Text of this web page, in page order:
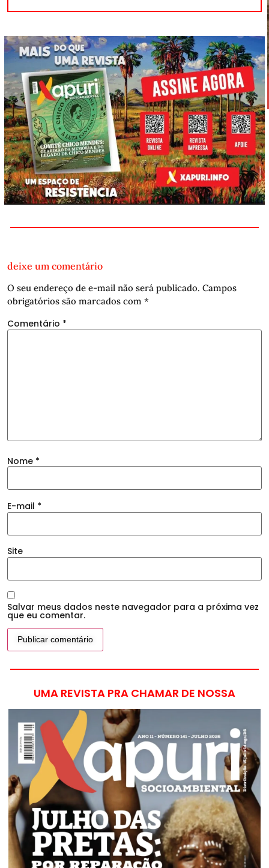
deixe um comentário
O seu endereço de e-mail não será publicado. Campos
obrigatórios são marcados com *
Comentário *
Nome *
E-mail *
Site
Salvar meus dados neste navegador para a próxima vez
que eu comentar.
UMA REVISTA PRA CHAMAR DE NOSSA